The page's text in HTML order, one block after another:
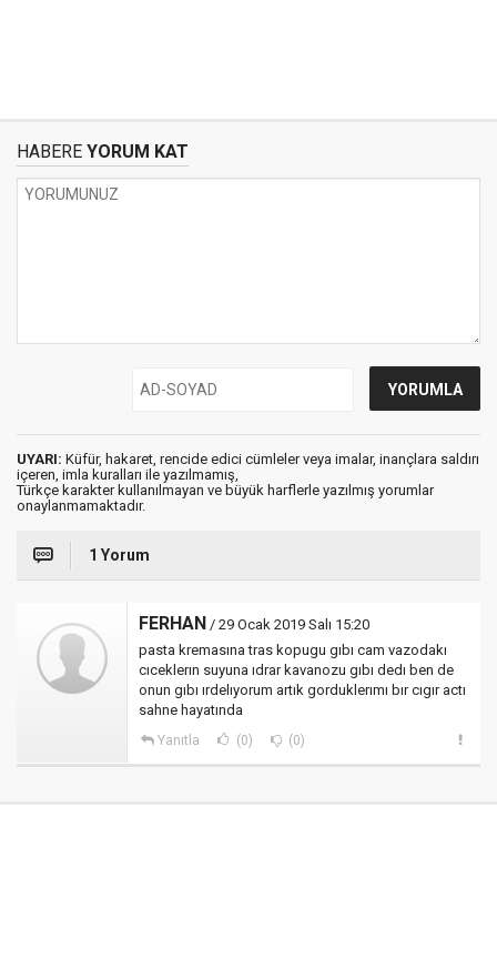
HABERE YORUM KAT
UYARI: Küfür, hakaret, rencide edici cümleler veya imalar, inançlara saldırı
içeren, imla kuralları ile yazılmamış,
Türkçe karakter kullanılmayan ve büyük harflerle yazılmış yorumlar
onaylanmamaktadır.
1 Yorum
FERHAN / 29 Ocak 2019 Salı 15:20
pasta kremasına tras kopugu gıbı cam vazodakı
cıceklerın suyuna ıdrar kavanozu gıbı dedı ben de
onun gıbı ırdelıyorum artık gorduklerımı bır cıgır actı
sahne hayatında
Yanıtla (0) (0)